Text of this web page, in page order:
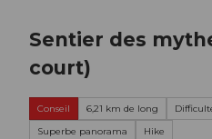
Sentier des
court)
Conseil 6,21 km de long
Superbe panorama
Hike